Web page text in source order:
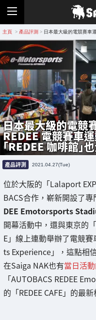
主頁 > 產品評測 > 日本最大級的電競賽車
日本最大級的電競
REDEE 電競賽車運
「REDEE 咖啡館」
產品評測 2021.04.27(Tue)
位於大阪的「Lalaport
BACS合作，嶄新開設了
DEE Emotorsports
開幕活動中，還與東京的
E」線上連動舉辦了電競
ts Experience」，這點相
在Saiga NAK也有當日活
「AUTOBACS REDEE
的「REDEE CAFE」的最新